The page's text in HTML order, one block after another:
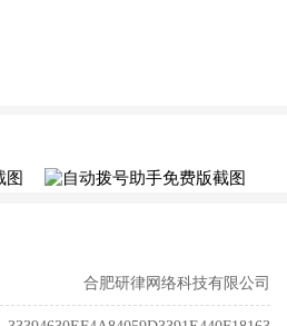
合肥研律网络科技有限公司